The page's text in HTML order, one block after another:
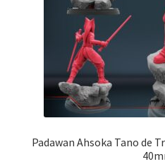
Padawan Ahsoka Tano de